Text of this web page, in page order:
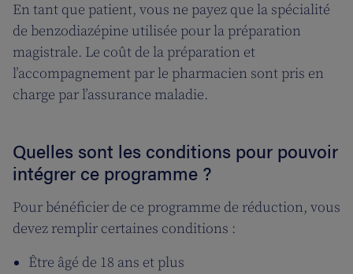
En tant que patient, vous ne payez que la spécialité
de benzodiazépine utilisée pour la préparation
magistrale. Le coût de la préparation et
l’accompagnement par le pharmacien sont pris en
charge par l’assurance maladie.
Quelles sont les conditions pour pouvoir
intégrer ce programme ?
Pour bénéficier de ce programme de réduction, vous
devez remplir certaines conditions :
Être âgé de 18 ans et plus